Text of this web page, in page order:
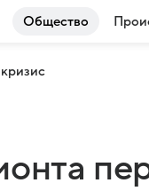
Общество